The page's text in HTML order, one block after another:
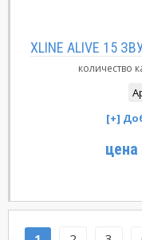
XLINE ALIVE 15
количество
цена